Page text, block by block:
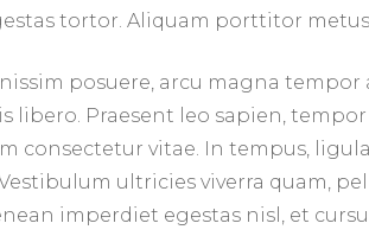
tortor. Aliquam porttitor
posuere, arcu magna
libero. Praesent leo sapien,
consectetur vitae. In tempus,
ultricies viverra quam,
imperdiet egestas nisl, et